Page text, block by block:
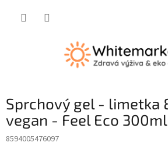
Sprchový gel - limetka
vegan - Feel Eco 300ml
8594005476097